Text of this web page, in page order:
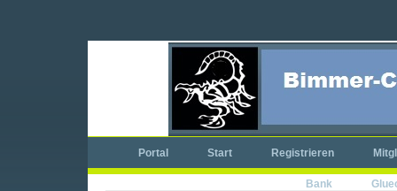
Portal Start Registrieren
Bank